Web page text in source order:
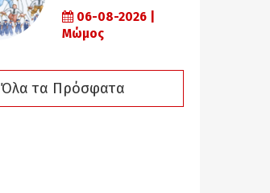
06-08-2026 |
Μώμος
Όλα τα Πρόσφατα